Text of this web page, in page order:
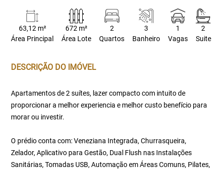
63,12 m²
Área Principal
672 m²
Área Lote
2
Quartos
3
Banheiro
1
Vagas
2
Suite
DESCRIÇÃO DO IMÓVEL
Apartamentos de 2 suítes, lazer compacto com intuito de
proporcionar a melhor experiencia e melhor custo benefício para
morar ou investir.
O prédio conta com: Veneziana Integrada, Churrasqueira,
Zelador, Aplicativo para Gestão, Dual Flush nas Instalações
Sanitárias, Tomadas USB, Automação em Áreas Comuns, Pilates,